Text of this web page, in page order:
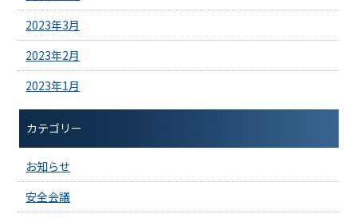
2023年3月
2023年2月
2023年1月
カテゴリー
お知らせ
安全会議